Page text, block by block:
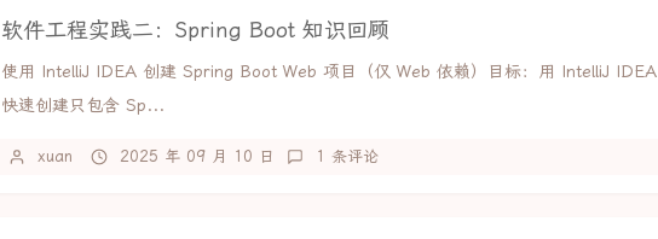
软件工程实践二：Spring Boot 知识回顾
使用 IntelliJ IDEA 创建 Spring Boot Web 项目（仅 Web 依赖）目标：用 IntelliJ IDEA
快速创建只包含 Sp...
xuan 2025 年 09 月 10 日 1 条评论